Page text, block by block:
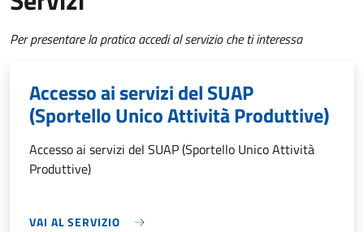
Per presentare la pratica accedi al servizio che ti interessa
Accesso ai servizi del SUAP
(Sportello Unico Attività Produttive)
Accesso ai servizi del SUAP (Sportello Unico Attività
Produttive)
VAI AL SERVIZIO